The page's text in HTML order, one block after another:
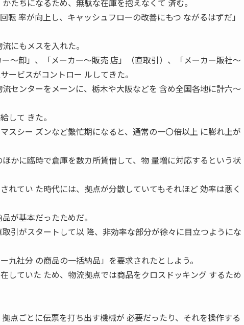
たちになるため、無駄な在庫を抱えなくて 済む。
転 率が向上し、キャッシュフローの改善にもつ ながるはずだ」
にもメスを入れた。
〜卸」、「メーカー〜販売 店」（直取引）、「メーカー販社〜
ービスがコントロー ルしてきた。
センターをメーンに、栃木や大阪などを 含め全国各地に計六〜
して きた。
スシー ズンなど繁忙期になると、通常の一〇倍以上 に膨れ上が
かに臨時で倉庫を数カ所賃借して、物 量増に対応するという状
れてい た時代には、拠点が分散していてもそれほど 効率は悪く
が基本だったためだ。
引がスタートして以 降、非効率な部分が徐々に目立つようにな
九社分 の商品の一括納品」を要求されたとしよう。
していた ため、物流拠点では商品をクロスドッキング するため
拠点ごとに伝票を打ち出す機械が 必要だったり、それを操作する